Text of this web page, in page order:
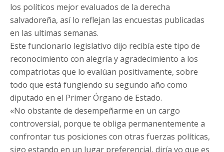
los políticos mejor evaluados de la derecha
salvadoreña, así lo reflejan las encuestas publicadas
en las ultimas semanas.
Este funcionario legislativo dijo recibía este tipo de
reconocimiento con alegría y agradecimiento a los
compatriotas que lo evalúan positivamente, sobre
todo que está fungiendo su segundo año como
diputado en el Primer Órgano de Estado.
«No obstante de desempeñarme en un cargo
controversial, porque te obliga permanentemente a
confrontar tus posiciones con otras fuerzas políticas,
sigo estando en un lugar preferencial, diría yo que es